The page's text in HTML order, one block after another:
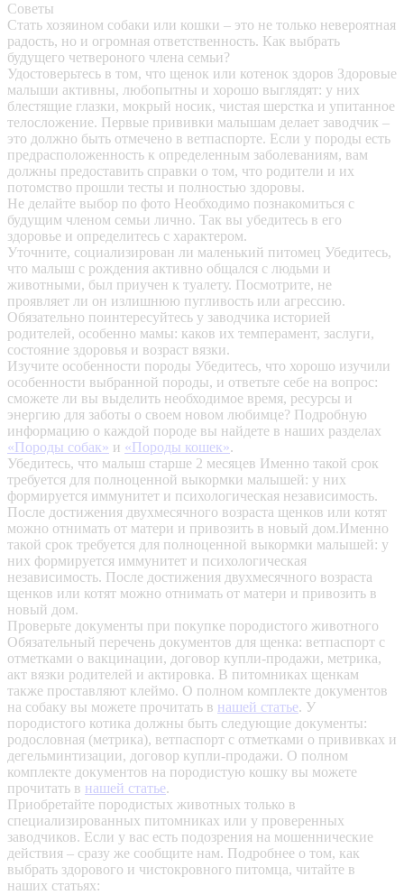
Советы
Стать хозяином собаки или кошки – это не только невероятная
радость, но и огромная ответственность. Как выбрать
будущего четвероного члена семьи?
Удостоверьтесь в том, что щенок или котенок здоров Здоровые
малыши активны, любопытны и хорошо выглядят: у них
блестящие глазки, мокрый носик, чистая шерстка и упитанное
телосложение. Первые прививки малышам делает заводчик –
это должно быть отмечено в ветпаспорте. Если у породы есть
предрасположенность к определенным заболеваниям, вам
должны предоставить справки о том, что родители и их
потомство прошли тесты и полностью здоровы.
Не делайте выбор по фото Необходимо познакомиться с
будущим членом семьи лично. Так вы убедитесь в его
здоровье и определитесь с характером.
Уточните, социализирован ли маленький питомец Убедитесь,
что малыш с рождения активно общался с людьми и
животными, был приучен к туалету. Посмотрите, не
проявляет ли он излишнюю пугливость или агрессию.
Обязательно поинтересуйтесь у заводчика историей
родителей, особенно мамы: каков их темперамент, заслуги,
состояние здоровья и возраст вязки.
Изучите особенности породы Убедитесь, что хорошо изучили
особенности выбранной породы, и ответьте себе на вопрос:
сможете ли вы выделить необходимое время, ресурсы и
энергию для заботы о своем новом любимце? Подробную
информацию о каждой породе вы найдете в наших разделах
«Породы собак» и «Породы кошек».
Убедитесь, что малыш старше 2 месяцев Именно такой срок
требуется для полноценной выкормки малышей: у них
формируется иммунитет и психологическая независимость.
После достижения двухмесячного возраста щенков или котят
можно отнимать от матери и привозить в новый дом.Именно
такой срок требуется для полноценной выкормки малышей: у
них формируется иммунитет и психологическая
независимость. После достижения двухмесячного возраста
щенков или котят можно отнимать от матери и привозить в
новый дом.
Проверьте документы при покупке породистого животного
Обязательный перечень документов для щенка: ветпаспорт с
отметками о вакцинации, договор купли-продажи, метрика,
акт вязки родителей и актировка. В питомниках щенкам
также проставляют клеймо. О полном комплекте документов
на собаку вы можете прочитать в нашей статье. У
породистого котика должны быть следующие документы:
родословная (метрика), ветпаспорт с отметками о прививках и
дегельминтизации, договор купли-продажи. О полном
комплекте документов на породистую кошку вы можете
прочитать в нашей статье.
Приобретайте породистых животных только в
специализированных питомниках или у проверенных
заводчиков. Если у вас есть подозрения на мошеннические
действия – сразу же сообщите нам. Подробнее о том, как
выбрать здорового и чистокровного питомца, читайте в
наших статьях: